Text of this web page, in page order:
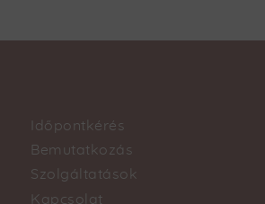
Footer
menu
Időpontkérés
Bemutatkozás
Szolgáltatások
Kapcsolat